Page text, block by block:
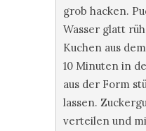
grob hacken.
Wasser glatt
Kuchen aus
10 Minuten in
aus der Form
lassen.
verteilen und